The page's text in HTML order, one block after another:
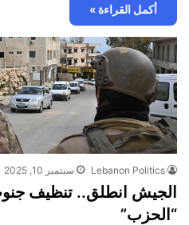
أكمل القراءة »
Lebanon Politics سبتمبر 10, 2025
الجيش انطلق.. تنظيف
“الحزب”